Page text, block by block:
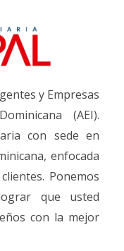
y Empresas
(AEI).
con sede en
enfocada
Ponemos
que usted
con la mejor